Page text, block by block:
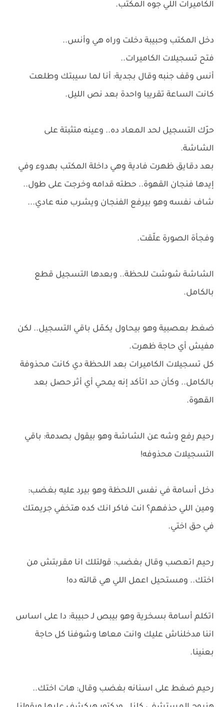
الكاميرات اللي جوه المكتب.
دخل المكتب وحبيبة دخلت وراه هي وأنس..
فتح تسجيلات الكاميرات..
أنس وقف جنبه وقال بجدية: أنا لما سيبتك وطلعت
كانت الساعة تقريبا واحدة بعد نص الليل.
حرّك التسجيل لحد المعاد ده.. وعينه متثبتة على
الشاشة.
بعد دقايق ظهرت فادية وهي داخلة المكتب بهدوء وفي
إيدها فنجان القهوة.. حطته قدامه وخرجت على طول..
شاف نفسه وهو بيرفع الفنجان ويشرب منه عادي...
وفجأة الصورة علّقت.
الشاشة شوشت للحظة.. وبعدها التسجيل قطع
بالكامل.
ضغط بعصبية وهو بيحاول يكمّل باقي التسجيل.. لكن
مفيش أي حاجة ظهرت.
كل تسجيلات الكاميرات بعد اللحظة دي كانت محذوفة
بالكامل.. وكأن حد اتأكد إنه يمحي أي أثر حصل بعد
القهوة.
رحيم رفع وشه عن الشاشة وهو بيقول بصدمة: باقي
التسجيلات محذوفه!
دخل أسامة في نفس اللحظة وهو بيرد عليه بغضب:
ومين اللي حذفهم؟ انت فاكر انك كده هتخفي جريمتك
في حق اختي.
رحيم اتعصب وقال بغضب: قولتلك انا مقربتش من
اختك.. ومستحيل اعمل اللي هي قالته ده!
اتكلم أسامة بسخرية وهو بيبص لـ حبيبة: دا على اساس
اننا مدخلناش عليك وانت معاها وشوفنا كل حاجة
بعنينا.
رحيم ضغط على اسنانه بغضب وقال: هات اختك..